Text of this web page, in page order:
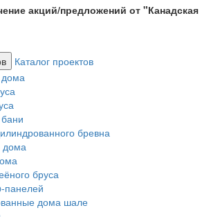
акций/предложений от "Канадская
Каталог проектов
бревна
дома
бруса
панелей
дома шале